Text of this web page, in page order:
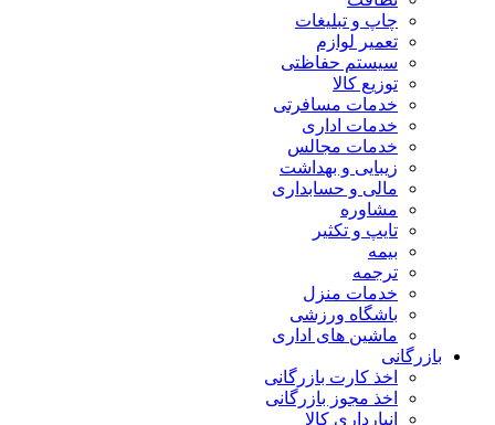
چاپ و تبلیغات
تعمیر لوازم
سیستم حفاظتی
توزیع کالا
خدمات مسافرتی
خدمات اداری
خدمات مجالس
زیبایی و بهداشت
مالی و حسابداری
مشاوره
تایپ و تکثیر
بیمه
ترجمه
خدمات منزل
باشگاه ورزشی
ماشین های اداری
بازرگانی
اخذ کارت بازرگانی
اخذ مجوز بازرگانی
انبارداری کالا